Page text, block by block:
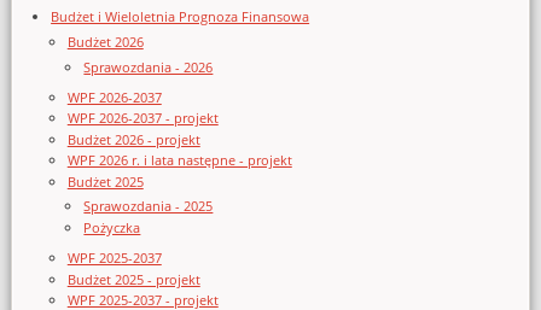
Budżet i Wieloletnia Prognoza Finansowa
Budżet 2026
Sprawozdania - 2026
WPF 2026-2037
WPF 2026-2037 - projekt
Budżet 2026 - projekt
WPF 2026 r. i lata następne - projekt
Budżet 2025
Sprawozdania - 2025
Pożyczka
WPF 2025-2037
Budżet 2025 - projekt
WPF 2025-2037 - projekt